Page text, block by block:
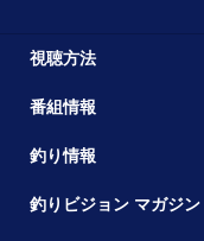
視聴方法
番組情報
釣り情報
釣りビジョン マガジン